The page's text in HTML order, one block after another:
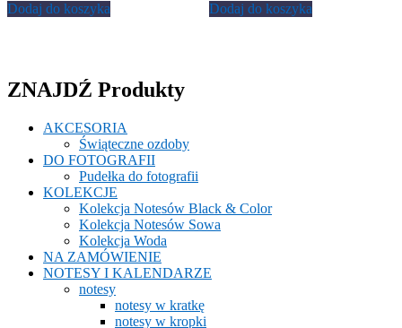
Dodaj do koszyka Dodaj do koszyka
ZNAJDŹ Produkty
AKCESORIA
Świąteczne ozdoby
DO FOTOGRAFII
Pudełka do fotografii
KOLEKCJE
Kolekcja Notesów Black & Color
Kolekcja Notesów Sowa
Kolekcja Woda
NA ZAMÓWIENIE
NOTESY I KALENDARZE
notesy
notesy w kratkę
notesy w kropki